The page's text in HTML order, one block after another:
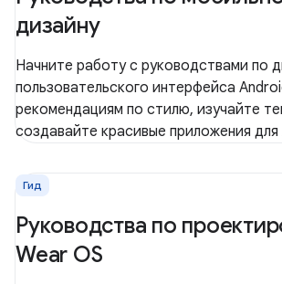
дизайну
Начните работу с руководствами по
пользовательского интерфейса
рекомендациям по стилю, изучайте
создавайте красивые приложения для
Гид
Руководства по
Wear OS